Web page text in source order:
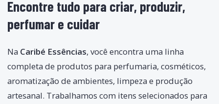
Encontre tudo para criar, produzir,
perfumar e cuidar
Na Caribé Essências, você encontra uma linha
completa de produtos para perfumaria, cosméticos,
aromatização de ambientes, limpeza e produção
artesanal. Trabalhamos com itens selecionados para